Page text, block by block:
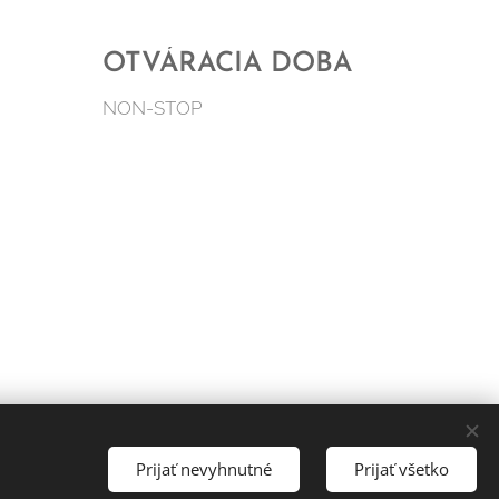
OTVÁRACIA DOBA
NON-STOP
Prijať nevyhnutné Prijať všetko